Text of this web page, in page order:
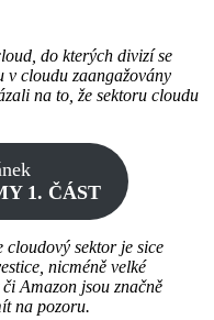
do kterých divizí se
v cloudu zaangažovány
na to, že sektoru cloudu
1. ČÁST
sektor je sice
nicméně velké
Amazon jsou značně
na pozoru.